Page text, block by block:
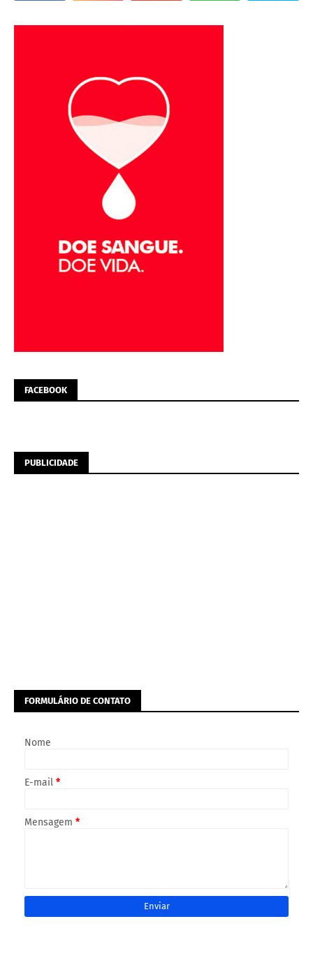
FACEBOOK
PUBLICIDADE
FORMULÁRIO DE CONTATO
Nome
E-mail *
Mensagem *